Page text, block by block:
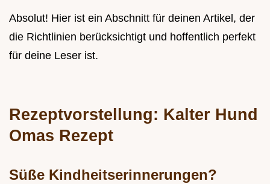
Absolut! Hier ist ein Abschnitt für deinen Artikel, der
die Richtlinien berücksichtigt und hoffentlich perfekt
für deine Leser ist.
Rezeptvorstellung: Kalter Hund
Omas Rezept
Süße Kindheitserinnerungen?